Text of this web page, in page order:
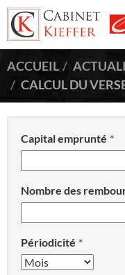
ACCUEIL
CALCUL DU
Capital emprunté
Nombre des
Périodicité